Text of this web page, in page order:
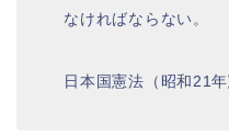
なければならない。
日本国憲法（昭和21